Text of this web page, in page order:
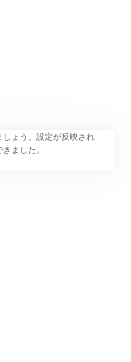
ょう。設定が反映され
ました。